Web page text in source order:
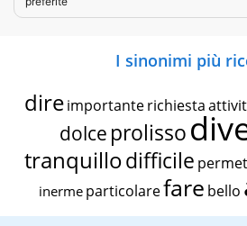
I sinonimi più
dire importante richiesta
dolce prolisso
tranquillodifficile
inerme particolarefare bello